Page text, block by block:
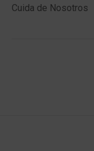
Cuida de Nosotros